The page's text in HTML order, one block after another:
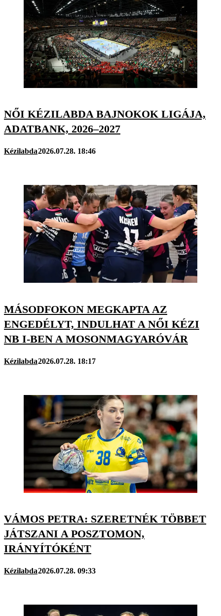
NŐI KÉZILABDA BAJNOKOK LIGÁJA,
ADATBANK, 2026–2027
Kézilabda2026.07.28. 18:46
MÁSODFOKON MEGKAPTA AZ
ENGEDÉLYT, INDULHAT A NŐI KÉZI
NB I-BEN A MOSONMAGYARÓVÁR
Kézilabda2026.07.28. 18:17
VÁMOS PETRA: SZERETNÉK TÖBBET
JÁTSZANI A POSZTOMON,
IRÁNYÍTÓKÉNT
Kézilabda2026.07.28. 09:33